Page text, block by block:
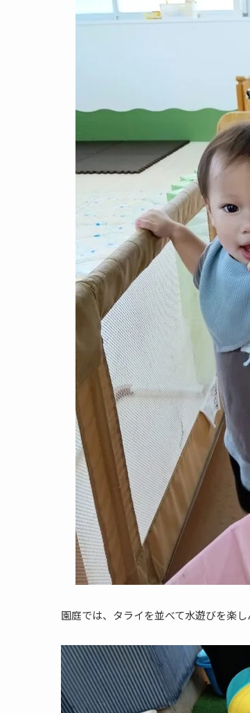
園庭では、タライを並べて水遊びを楽し